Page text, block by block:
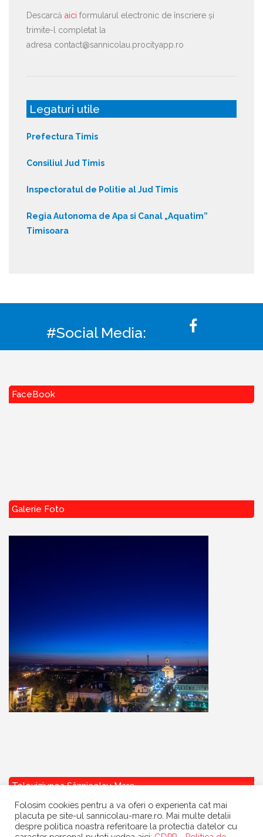
Descarcă aici formularul electronic de înscriere și
trimite-l completat la
adresa contact@sannicolau.procityapp.ro
Legaturi utile
Prefectura Timis
Consiliul Jud Timis
Inspectoratul de Politie al Jud Timis
Regia Autonoma de Apa si Canal „Aquatim”
Timisoara
#Social Media:
FaceBook
Galerie Foto
Televiziunea Sânnicolau Mare
Folosim cookies pentru a va oferi o experienta cat mai
placuta pe site-ul sannicolau-mare.ro. Mai multe detalii
despre politica noastra referitoare la protectia datelor cu